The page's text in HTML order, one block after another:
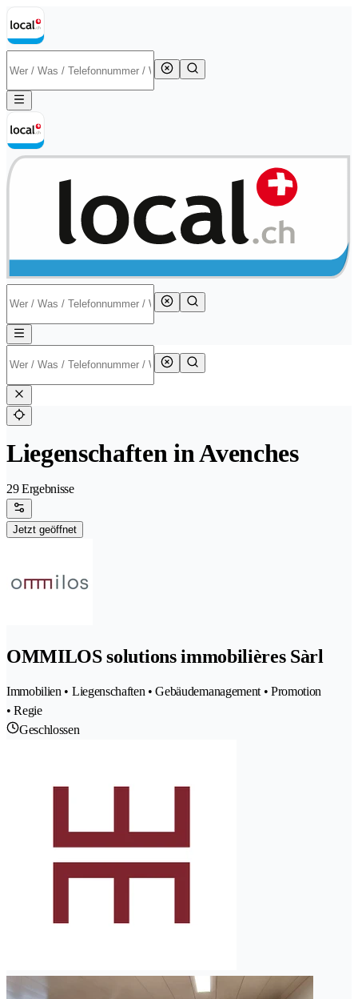
Liegenschaften in Avenches
29 Ergebnisse
Jetzt geöffnet
OMMILOS solutions immobilières Sàrl
Immobilien • Liegenschaften • Gebäudemanagement • Promotion
• Regie
Geschlossen